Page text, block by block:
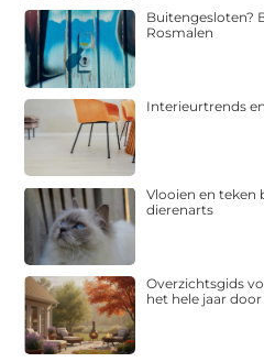
Buitengesloten?
Rosmalen
Interieurtrends
Vlooien en
dierenarts
Overzichtsgids
het hele jaar door